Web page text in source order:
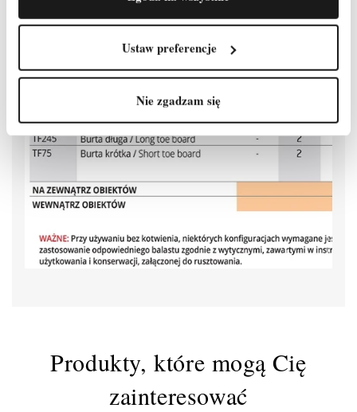
Ustaw preferencje
Nie zgadzam się
Produkty, które mogą Cię
zainteresować